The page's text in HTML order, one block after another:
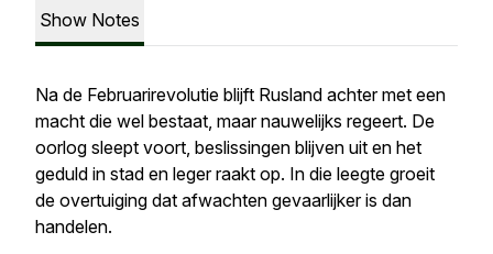
Show Notes
Na de Februarirevolutie blijft Rusland achter met een
macht die wel bestaat, maar nauwelijks regeert. De
oorlog sleept voort, beslissingen blijven uit en het
geduld in stad en leger raakt op. In die leegte groeit
de overtuiging dat afwachten gevaarlijker is dan
handelen.